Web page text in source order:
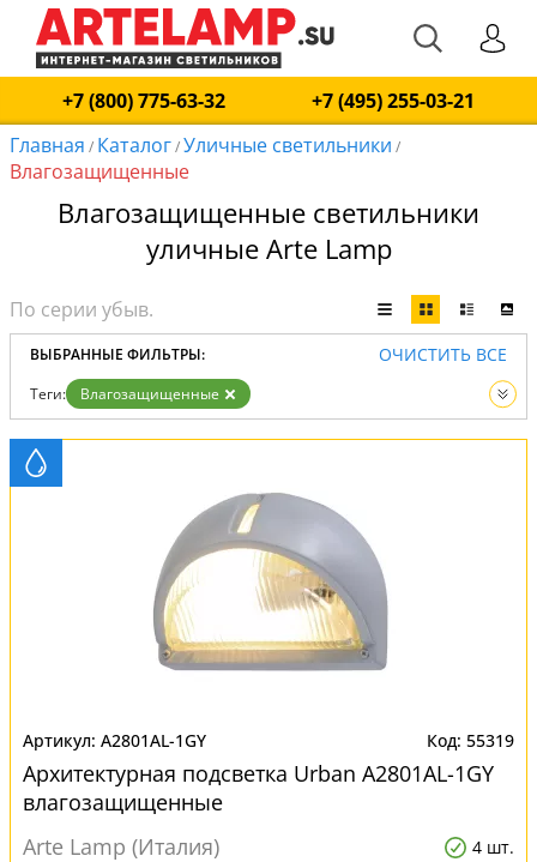
+7 (800) 775-63-32
+7 (495) 255-03-21
Главная / Каталог/Уличные светильники /
Влагозащищенные
Влагозащищенные светильники
уличные Arte Lamp
ВЫБРАННЫЕ ФИЛЬТРЫ: ОЧИСТИТЬ ВСЕ
Теги:
Влагозащищенные
Вид:
Уличные светильники
A2801AL-1GY 55319
Архитектурная подсветка Urban A2801AL-1GY
влагозащищенные
Arte Lamp (Италия)
4 шт.